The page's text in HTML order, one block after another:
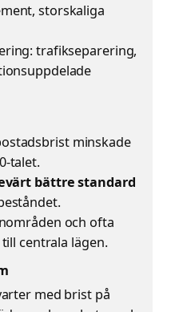
storskaliga
trafikseparering,
minskade
talet.
bättre standard
och ofta
centrala lägen.
med brist på